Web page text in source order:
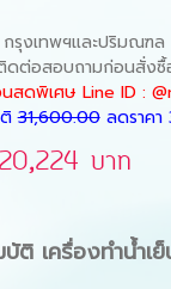
รุงเทพฯและปริมณฑล
ดต่อสอบถามก่อนสั่งซื้
สดพิเศษ Line ID :
ติ31,600.00ลดราคา
บาท
ติ เครื่องทําน้ํา